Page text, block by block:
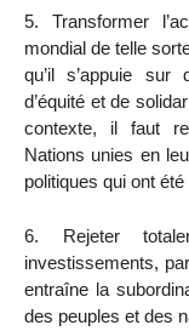
5. Transformer
mondial de telle
qu’il s’appuie sur
d’équité et de
contexte, il faut
Nations unies en
politiques qui ont
6. Rejeter
investissements,
entraîne la
des peuples et des